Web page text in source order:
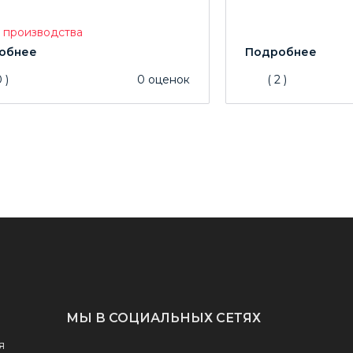
производства
) 0 оценок ( 2 )
МЫ В СОЦИАЛЬНЫХ СЕТЯХ